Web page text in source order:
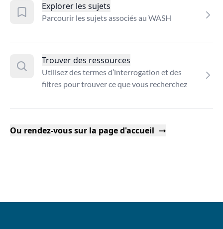
Explorer les sujets
Parcourir les sujets associés au WASH
Trouver des ressources
Utilisez des termes d’interrogation et des
filtres pour trouver ce que vous recherchez
Ou rendez-vous sur la page d'accueil